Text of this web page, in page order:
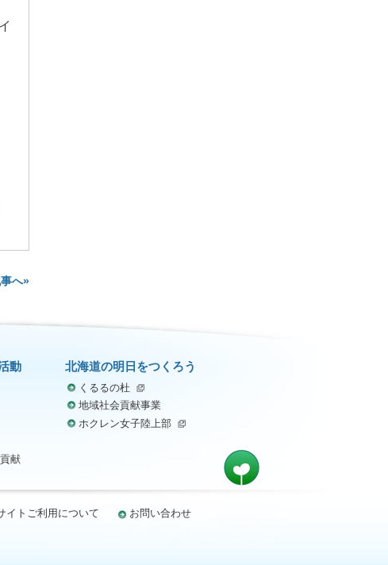
へ»
動
献
北海道の明日をつくろう
くるるの杜
地域社会貢献事業
ホクレン女子陸上部
イトご利用について お問い合わせ